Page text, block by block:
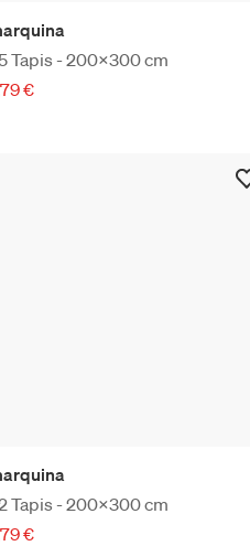
Tapis - 200x300 cm
€
Tapis - 200x300 cm
€